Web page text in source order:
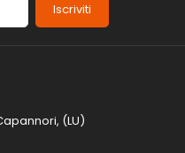
Iscriviti
(LU)